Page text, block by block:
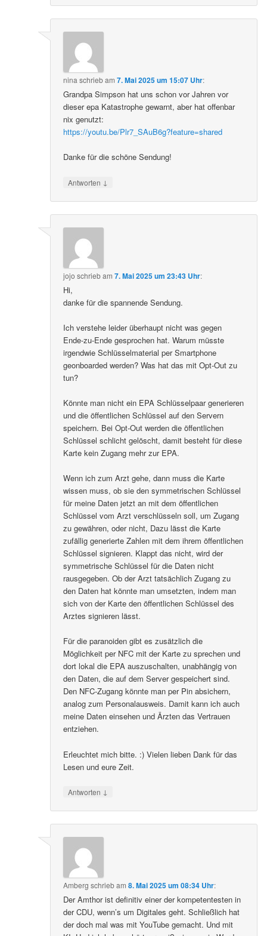
nina schriebam7. Mai 2025 um 15:07 Uhr:
Grandpa Simpson hat uns schon vor Jahren vor
dieser epa Katastrophe gewarnt, aber hat offenbar
nix genutzt:
https://youtu.be/Plr7_SAuB6g?feature=shared
Danke für die schöne Sendung!
Antworten ↓
jojo schriebam7. Mai 2025 um 23:43 Uhr:
Hi,
danke für die spannende Sendung.
Ich verstehe leider überhaupt nicht was gegen
Ende-zu-Ende gesprochen hat. Warum müsste
irgendwie Schlüsselmaterial per Smartphone
geonboarded werden? Was hat das mit Opt-Out zu
tun?
Könnte man nicht ein EPA Schlüsselpaar generieren
und die öffentlichen Schlüssel auf den Servern
speichern. Bei Opt-Out werden die öffentlichen
Schlüssel schlicht gelöscht, damit besteht für diese
Karte kein Zugang mehr zur EPA.
Wenn ich zum Arzt gehe, dann muss die Karte
wissen muss, ob sie den symmetrischen Schlüssel
für meine Daten jetzt an mit dem öffentlichen
Schlüssel vom Arzt verschlüsseln soll, um Zugang
zu gewähren, oder nicht, Dazu lässt die Karte
zufällig generierte Zahlen mit dem ihrem öffentlichen
Schlüssel signieren. Klappt das nicht, wird der
symmetrische Schlüssel für die Daten nicht
rausgegeben. Ob der Arzt tatsächlich Zugang zu
den Daten hat könnte man umsetzten, indem man
sich von der Karte den öffentlichen Schlüssel des
Arztes signieren lässt.
Für die paranoiden gibt es zusätzlich die
Möglichkeit per NFC mit der Karte zu sprechen und
dort lokal die EPA auszuschalten, unabhängig von
den Daten, die auf dem Server gespeichert sind.
Den NFC-Zugang könnte man per Pin absichern,
analog zum Personalausweis. Damit kann ich auch
meine Daten einsehen und Ärzten das Vertrauen
entziehen.
Erleuchtet mich bitte. :) Vielen lieben Dank für das
Lesen und eure Zeit.
Antworten ↓
Amberg schriebam8. Mai 2025 um 08:34 Uhr:
Der Amthor ist definitiv einer der kompetentesten in
der CDU, wenn’s um Digitales geht. Schließlich hat
der doch mal was mit YouTube gemacht. Und mit